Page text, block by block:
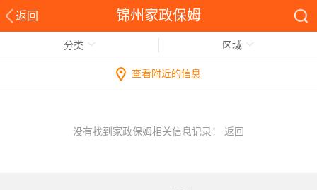
返回 锦州家政保姆
分类 区域
查看附近的信息
没有找到家政保姆相关信息记录！ 返回